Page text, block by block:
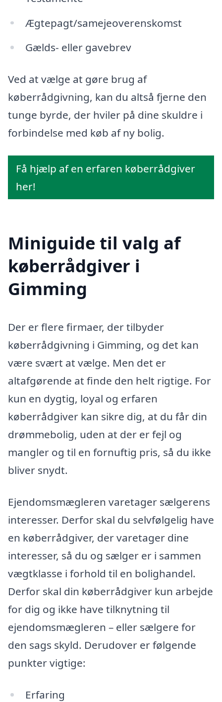
Ægtepagt/samejeoverenskomst
Gælds- eller gavebrev
Ved at vælge at gøre brug af
køberrådgivning, kan du altså fjerne den
tunge byrde, der hviler på dine skuldre i
forbindelse med køb af ny bolig.
Få hjælp af en erfaren køberrådgiver
her!
Miniguide til valg af
køberrådgiver i
Gimming
Der er flere firmaer, der tilbyder
køberrådgivning i Gimming, og det kan
være svært at vælge. Men det er
altafgørende at finde den helt rigtige. For
kun en dygtig, loyal og erfaren
køberrådgiver kan sikre dig, at du får din
drømmebolig, uden at der er fejl og
mangler og til en fornuftig pris, så du ikke
bliver snydt.
Ejendomsmægleren varetager sælgerens
interesser. Derfor skal du selvfølgelig have
en køberrådgiver, der varetager dine
interesser, så du og sælger er i sammen
vægtklasse i forhold til en bolighandel.
Derfor skal din køberrådgiver kun arbejde
for dig og ikke have tilknytning til
ejendomsmægleren – eller sælgere for
den sags skyld. Derudover er følgende
punkter vigtige:
Erfaring